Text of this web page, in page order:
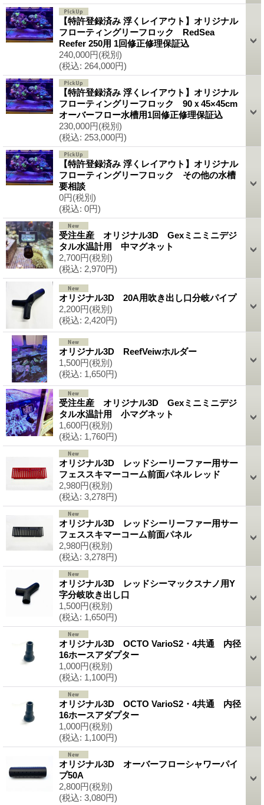
【特許登録済み 浮くレイアウト】オリジナル
フローティングリーフロック RedSea
Reefer 250用 1回修正修理保証込
240,000円(税別)
(税込: 264,000円)
【特許登録済み 浮くレイアウト】オリジナル
フローティングリーフロック 90ｘ45×45cm
オーバーフロー水槽用1回修正修理保証込
230,000円(税別)
(税込: 253,000円)
【特許登録済み 浮くレイアウト】オリジナル
フローティングリーフロック その他の水槽
要相談
0円(税別)
(税込: 0円)
受注生産 オリジナル3D Gexミニミニデジ
タル水温計用 中マグネット
2,700円(税別)
(税込: 2,970円)
オリジナル3D 20A用吹き出し口分岐パイプ
2,200円(税別)
(税込: 2,420円)
オリジナル3D ReefVeiwホルダー
1,500円(税別)
(税込: 1,650円)
受注生産 オリジナル3D Gexミニミニデジ
タル水温計用 小マグネット
1,600円(税別)
(税込: 1,760円)
オリジナル3D レッドシーリーファー用サー
フェススキマーコーム前面パネル レッド
2,980円(税別)
(税込: 3,278円)
オリジナル3D レッドシーリーファー用サー
フェススキマーコーム前面パネル
2,980円(税別)
(税込: 3,278円)
オリジナル3D レッドシーマックスナノ用Y
字分岐吹き出し口
1,500円(税別)
(税込: 1,650円)
オリジナル3D OCTO VarioS2・4共通 内径
16ホースアダプター
1,000円(税別)
(税込: 1,100円)
オリジナル3D OCTO VarioS2・4共通 内径
16ホースアダプター
1,000円(税別)
(税込: 1,100円)
オリジナル3D オーバーフローシャワーパイ
プ50A
2,800円(税別)
(税込: 3,080円)